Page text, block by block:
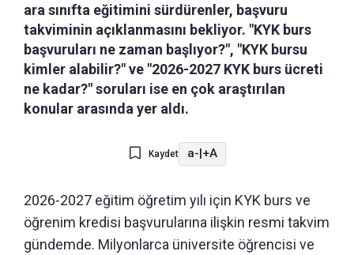
ara sınıfta eğitimini sürdürenler, başvuru
takviminin açıklanmasını bekliyor. "KYK burs
başvuruları ne zaman başlıyor?", "KYK bursu
kimler alabilir?" ve "2026-2027 KYK burs ücreti
ne kadar?" soruları ise en çok araştırılan
konular arasında yer aldı.
Kaydet a-|+A
2026-2027 eğitim öğretim yılı için KYK burs ve
öğrenim kredisi başvurularına ilişkin resmi takvim
gündemde. Milyonlarca üniversite öğrencisi ve